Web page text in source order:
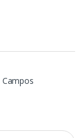
Campos